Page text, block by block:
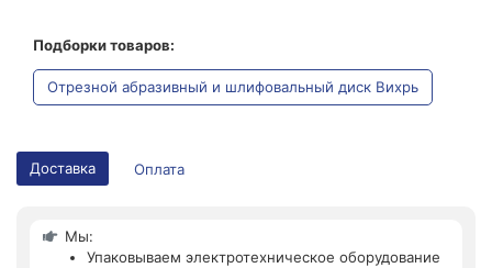
Подборки товаров:
Отрезной абразивный и шлифовальный диск Вихрь
Доставка Оплата
Мы:
Упаковываем электротехническое оборудование